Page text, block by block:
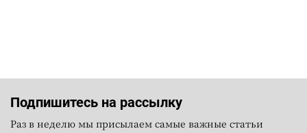
Подпишитесь на рассылку
Раз в неделю мы присылаем самые важные статьи